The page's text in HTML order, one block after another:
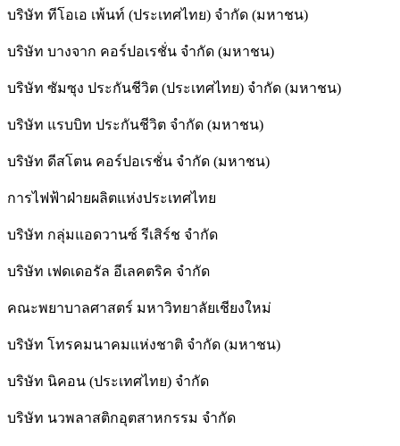
บริษัท ทีโอเอ เพ้นท์ (ประเทศไทย) จำกัด (มหาชน)
บริษัท บางจาก คอร์ปอเรชั่น จำกัด (มหาชน)
บริษัท ซัมซุง ประกันชีวิต (ประเทศไทย) จำกัด (มหาชน)
บริษัท แรบบิท ประกันชีวิต จำกัด (มหาชน)
บริษัท ดีสโตน คอร์ปอเรชั่น จำกัด (มหาชน)
การไฟฟ้าฝ่ายผลิตแห่งประเทศไทย
บริษัท กลุ่มแอดวานซ์ รีเสิร์ช จำกัด
บริษัท เฟดเดอรัล อีเลคตริค จำกัด
คณะพยาบาลศาสตร์ มหาวิทยาลัยเชียงใหม่
บริษัท โทรคมนาคมแห่งชาติ จำกัด (มหาชน)
บริษัท นิคอน (ประเทศไทย) จำกัด
บริษัท นวพลาสติกอุตสาหกรรม จำกัด